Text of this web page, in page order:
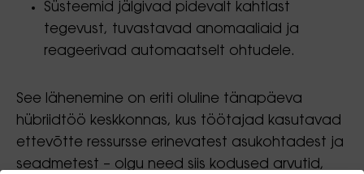
Süsteemid jälgivad pidevalt kahtlast
tegevust, tuvastavad anomaaliaid ja
reageerivad automaatselt ohtudele.
See lähenemine on eriti oluline tänapäeva
hübriidtöö keskkonnas, kus töötajad kasutavad
ettevõtte ressursse erinevatest asukohtadest ja
seadmetest – olgu need siis kodused arvutid,